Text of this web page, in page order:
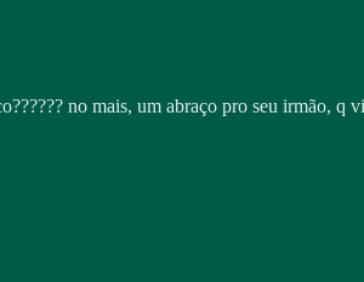
no mais, um abraço pro seu irmão, q